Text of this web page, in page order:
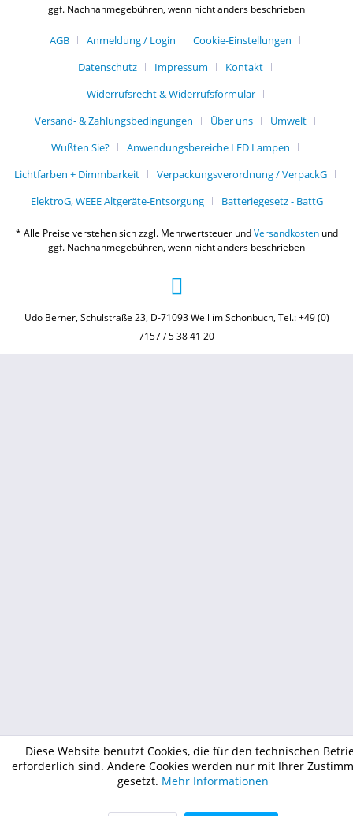
ggf. Nachnahmegebühren, wenn nicht anders beschrieben
AGB Anmeldung / Login
Cookie-Einstellungen
Datenschutz
Impressum
Kontakt
Widerrufsrecht & Widerrufsformular
Versand- & Zahlungsbedingungen
Über uns
Umwelt
Wußten Sie?
Anwendungsbereiche LED Lampen
Lichtfarben + Dimmbarkeit
Verpackungsverordnung / VerpackG
ElektroG, WEEE Altgeräte-Entsorgung
Batteriegesetz - BattG
* Alle Preise verstehen sich zzgl. Mehrwertsteuer undVersandkostenund
ggf. Nachnahmegebühren, wenn nicht anders beschrieben
Udo Berner, Schulstraße 23, D-71093 Weil im Schönbuch, Tel.: +49 (0)
7157 / 5 38 41 20
Diese Website benutzt Cookies, die für den technischen
erforderlich sind. Andere Cookies werden nur mit Ihrer
gesetzt. Mehr Informationen